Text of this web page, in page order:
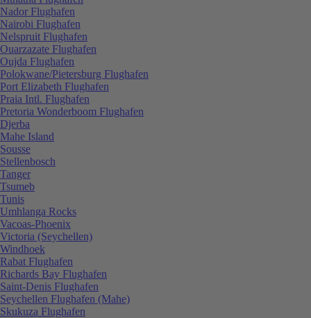
Nador Flughafen
Nairobi Flughafen
Nelspruit Flughafen
Ouarzazate Flughafen
Oujda Flughafen
Polokwane/Pietersburg Flughafen
Port Elizabeth Flughafen
Praia Intl. Flughafen
Pretoria Wonderboom Flughafen
Djerba
Mahe Island
Sousse
Stellenbosch
Tanger
Tsumeb
Tunis
Umhlanga Rocks
Vacoas-Phoenix
Victoria (Seychellen)
Windhoek
Rabat Flughafen
Richards Bay Flughafen
Saint-Denis Flughafen
Seychellen Flughafen (Mahe)
Skukuza Flughafen